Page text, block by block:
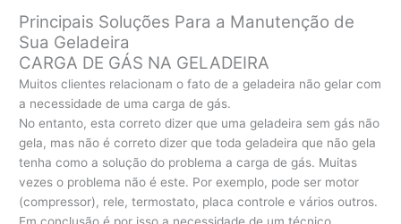
Principais Soluções Para a Manutenção de
Sua Geladeira
CARGA DE GÁS NA GELADEIRA
Muitos clientes relacionam o fato de a geladeira não gelar com
a necessidade de uma carga de gás.
No entanto, esta correto dizer que uma geladeira sem gás não
gela, mas não é correto dizer que toda geladeira que não gela
tenha como a solução do problema a carga de gás. Muitas
vezes o problema não é este. Por exemplo, pode ser motor
(compressor), rele, termostato, placa controle e vários outros.